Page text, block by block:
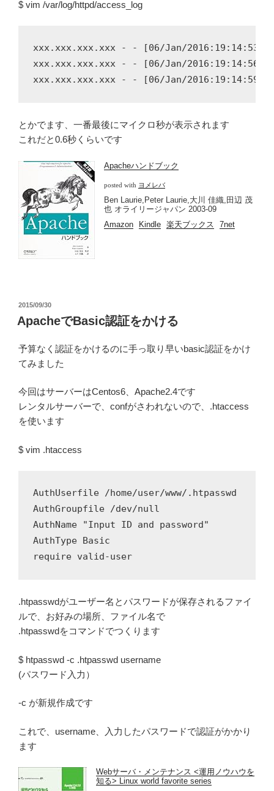
$ vim /var/log/httpd/access_log
xxx.xxx.xxx.xxx - - [06/Jan/2016:19:14:53
xxx.xxx.xxx.xxx - - [06/Jan/2016:19:14:56
とかでます、一番最後にマイクロ秒が表示されます
これだと0.6秒くらいです
Apacheハンドブック
posted with ヨメレバ
Ben Laurie,Peter Laurie,大川 佳織,田辺 茂
也 オライリージャパン 2003-09
Amazon
Kindle 楽天ブックス 7net
投
稿
日:
2015/09/30
ApacheでBasic認証をかける
予算なく認証をかけるのに手っ取り早いbasic認証をかけ
てみました
今回はサーバーはCentos6、Apache2.4です
レンタルサーバーで、confがさわれないので、.htaccess
を使います
$ vim .htaccess
AuthUserfile /home/user/www/.htpasswd
AuthGroupfile /dev/null
AuthName "Input ID and password"
AuthType Basic
.htpasswdがユーザー名とパスワードが保存されるファイ
ルで、お好みの場所、ファイル名で
.htpasswdをコマンドでつくります
$ htpasswd -c .htpasswd username
(パスワード入力）
-c が新規作成です
これで、username、入力したパスワードで認証がかかり
ます
Webサーバ・メンテナンス <運用ノウハウを
知る> Linux world favorite series